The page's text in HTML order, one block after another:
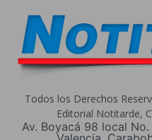
Todos los Derechos
Editorial Notitarde,
Av. Boyacá 98 local